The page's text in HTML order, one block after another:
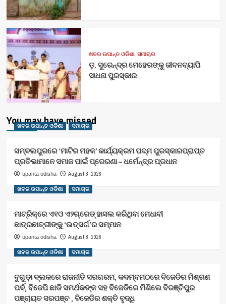
ଖବର ଉପାନ୍ତ ଓଡିଶା ସମାଚାର
ଡ଼. ସୁରେନ୍ଦ୍ର ମେହେରଙ୍କୁ ଜୀବନବ୍ୟାପି
ସାଧନା ପୁରସ୍କାର
You may have missed
ଖବର ଉପାନ୍ତ ଓଡିଶା ସମାଚାର
ସମ୍ବଲପୁରରେ ‘ମାଟିର ମହକ’ କାର୍ଯ୍ୟକ୍ରମ ପଦ୍ମ ପୁରସ୍କାରପ୍ରାପ୍ତ
ପ୍ରତିଭାମାନେ ସମାଜ ପାଇଁ ପ୍ରେରଣା – ଧର୍ମେନ୍ଦ୍ର ପ୍ରଧାନ
upanta odisha August 8, 2026
ଖବର ଉପାନ୍ତ ଓଡିଶା ସମାଚାର
ମାଟ୍ରିକ୍‌ରେ ଏ୧ଓ ଏ୨ଗ୍ରେଡ୍‌ ହାସଲ କରିଥିବା ମେଧାବୀ
ଛାତ୍ରଛାତ୍ରୀଙ୍କୁ ‘ଉତ୍ସର୍ଗ’ର ସମ୍ମାନ
upanta odisha August 8, 2026
ଖବର ଉପାନ୍ତ ଓଡିଶା ସମାଚାର
ବୁଗୁଡ଼ା ବ୍ଲକରେ ରାଜନୀତି ସରଗରମ, କଦମ୍ବମଠରେ ବିଜେଡିର ମିଶ୍ରଣ
ପର୍ବ, ବିଜେପି ଛାଡି ସମର୍ଥକଙ୍କ ସହ ବିଜେଡିରେ ମିଶିଲେ ବିରଞ୍ଚିପୁର
ପଞ୍ଚାୟତ ସରପଞ୍ଚ , ବିଜେଡିର ଶକ୍ତି ବୃଦ୍ଧି